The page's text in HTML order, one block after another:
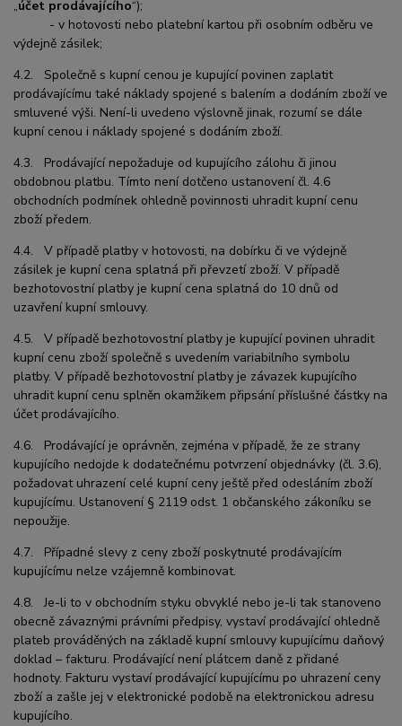
„účet prodávajícího“);
- v hotovosti nebo platební kartou při osobním odběru ve
výdejně zásilek;
4.2. Společně s kupní cenou je kupující povinen zaplatit
prodávajícímu také náklady spojené s balením a dodáním zboží ve
smluvené výši. Není-li uvedeno výslovně jinak, rozumí se dále
kupní cenou i náklady spojené s dodáním zboží.
4.3. Prodávající nepožaduje od kupujícího zálohu či jinou
obdobnou platbu. Tímto není dotčeno ustanovení čl. 4.6
obchodních podmínek ohledně povinnosti uhradit kupní cenu
zboží předem.
4.4. V případě platby v hotovosti, na dobírku či ve výdejně
zásilek je kupní cena splatná při převzetí zboží. V případě
bezhotovostní platby je kupní cena splatná do 10 dnů od
uzavření kupní smlouvy.
4.5. V případě bezhotovostní platby je kupující povinen uhradit
kupní cenu zboží společně s uvedením variabilního symbolu
platby. V případě bezhotovostní platby je závazek kupujícího
uhradit kupní cenu splněn okamžikem připsání příslušné částky na
účet prodávajícího.
4.6. Prodávající je oprávněn, zejména v případě, že ze strany
kupujícího nedojde k dodatečnému potvrzení objednávky (čl. 3.6),
požadovat uhrazení celé kupní ceny ještě před odesláním zboží
kupujícímu. Ustanovení § 2119 odst. 1 občanského zákoníku se
nepoužije.
4.7. Případné slevy z ceny zboží poskytnuté prodávajícím
kupujícímu nelze vzájemně kombinovat.
4.8. Je-li to v obchodním styku obvyklé nebo je-li tak stanoveno
obecně závaznými právními předpisy, vystaví prodávající ohledně
plateb prováděných na základě kupní smlouvy kupujícímu daňový
doklad – fakturu. Prodávající není plátcem daně z přidané
hodnoty. Fakturu vystaví prodávající kupujícímu po uhrazení ceny
zboží a zašle jej v elektronické podobě na elektronickou adresu
kupujícího.